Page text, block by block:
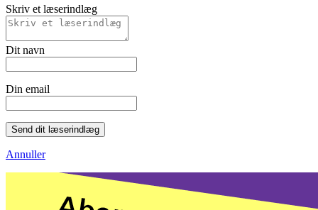
Skriv et læserindlæg
Dit navn
Din email
Send dit læserindlæg
Annuller